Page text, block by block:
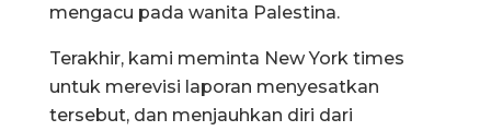
mengacu pada wanita Palestina.
Terakhir, kami meminta New York times
untuk merevisi laporan menyesatkan
tersebut, dan menjauhkan diri dari